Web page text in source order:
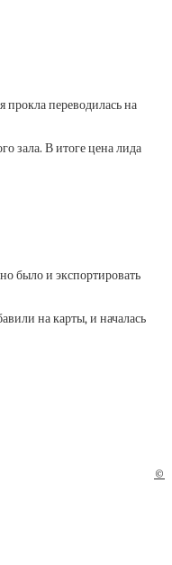
прокла переводилась на
зала. В итоге цена лида
было и экспортировать
на карты, и началась
©